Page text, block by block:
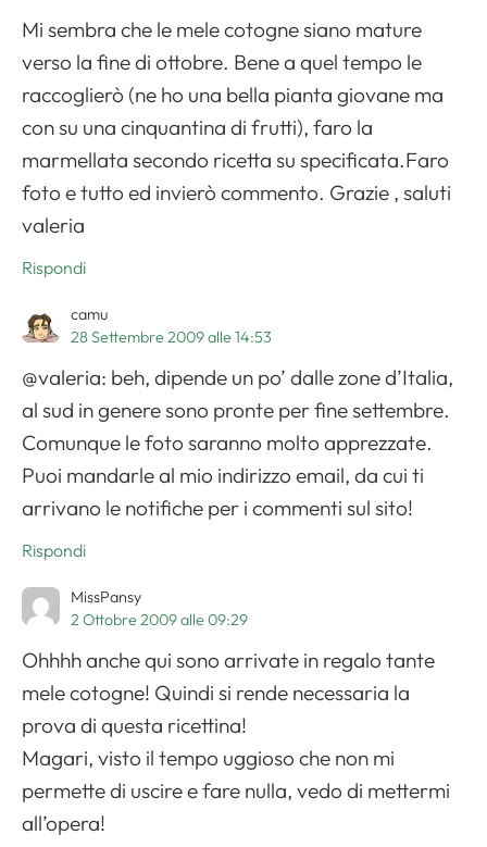
Mi sembra che le mele cotogne siano mature
verso la fine di ottobre. Bene a quel tempo le
raccoglierò (ne ho una bella pianta giovane ma
con su una cinquantina di frutti), faro la
marmellata secondo ricetta su specificata.Faro
foto e tutto ed invierò commento. Grazie , saluti
valeria
Rispondi
camu
28 Settembre 2009 alle 14:53
@valeria: beh, dipende un po’ dalle zone d’Italia,
al sud in genere sono pronte per fine settembre.
Comunque le foto saranno molto apprezzate.
Puoi mandarle al mio indirizzo email, da cui ti
arrivano le notifiche per i commenti sul sito!
Rispondi
MissPansy
2 Ottobre 2009 alle 09:29
Ohhhh anche qui sono arrivate in regalo tante
mele cotogne! Quindi si rende necessaria la
prova di questa ricettina!
Magari, visto il tempo uggioso che non mi
permette di uscire e fare nulla, vedo di mettermi
all’opera!